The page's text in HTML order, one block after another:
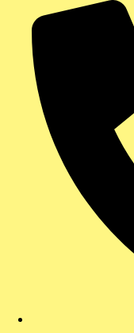
contenu